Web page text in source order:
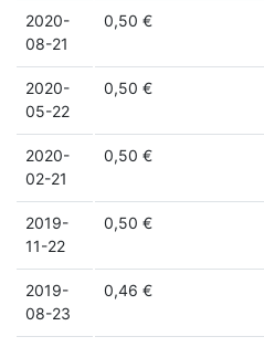
2020-
08-21
0,50 €
2020-
05-22
0,50 €
2020-
02-21
0,50 €
2019-
11-22
0,50 €
2019-
08-23
0,46 €